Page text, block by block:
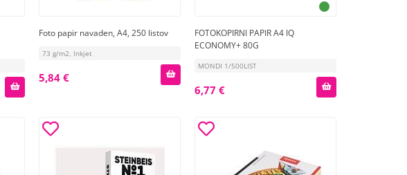
Foto papir navaden, A4, 250 listov
73 g/m2, Inkjet
5,84 €
FOTOKOPIRNI PAPIR A4 IQ
ECONOMY+ 80G
MONDI 1/500LIST
6,77 €